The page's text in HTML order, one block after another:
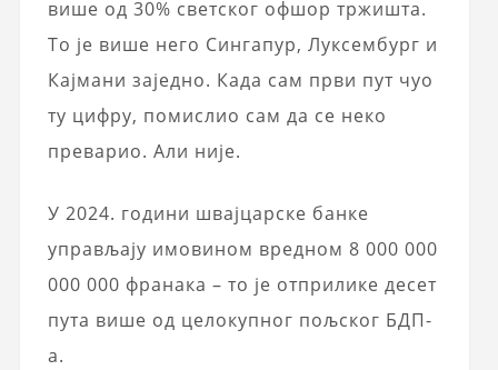
више од 30% светског офшор тржишта.
То је више него Сингапур, Луксембург и
Кајмани заједно. Када сам први пут чуо
ту цифру, помислио сам да се неко
преварио. Али није.
У 2024. години швајцарске банке
управљају имовином вредном 8 000 000
000 000 франака – то је отприлике десет
пута више од целокупног пољског БДП-
а.